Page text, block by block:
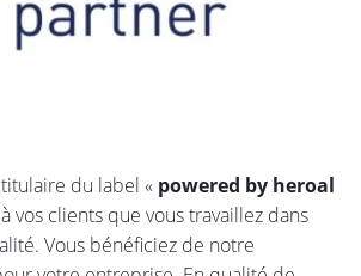
du label « powered by heroal
vos clients que vous travaillez dans
Vous bénéficiez de notre